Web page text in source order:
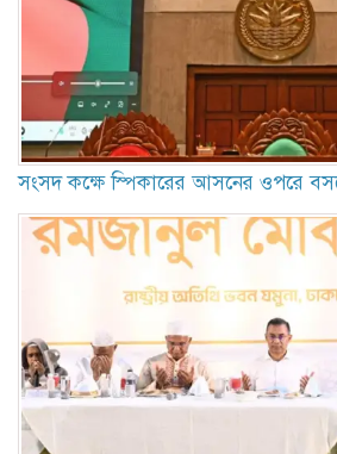
সংসদ কক্ষে স্পিকারের আসনের ওপরে